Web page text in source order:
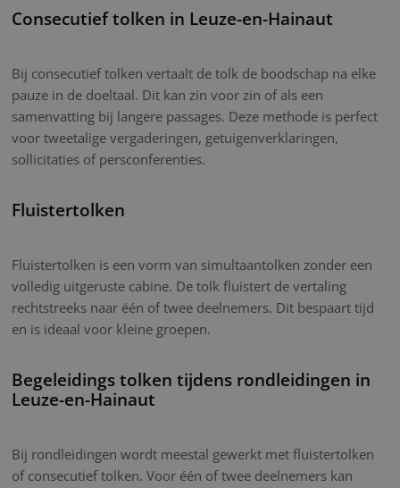
Consecutief tolken in Leuze-en-Hainaut
Bij consecutief tolken vertaalt de tolk de boodschap na elke
pauze in de doeltaal. Dit kan zin voor zin of als een
samenvatting bij langere passages. Deze methode is perfect
voor tweetalige vergaderingen, getuigenverklaringen,
sollicitaties of persconferenties.
Fluistertolken
Fluistertolken is een vorm van simultaantolken zonder een
volledig uitgeruste cabine. De tolk fluistert de vertaling
rechtstreeks naar één of twee deelnemers. Dit bespaart tijd
en is ideaal voor kleine groepen.
Begeleidings tolken tijdens rondleidingen in
Leuze-en-Hainaut
Bij rondleidingen wordt meestal gewerkt met fluistertolken
of consecutief tolken. Voor één of twee deelnemers kan